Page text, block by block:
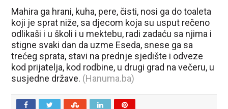
Mahira ga hrani, kuha, pere, čisti, nosi ga do toaleta
koji je sprat niže, sa djecom koja su usput rečeno
odlikaši i u školi i u mektebu, radi zadaću sa njima i
stigne svaki dan da uzme Eseda, snese ga sa
trećeg sprata, stavi na prednje sjedište i odveze
kod prijatelja, kod rodbine, u drugi grad na večeru, u
susjedne države. (Hanuma.ba)